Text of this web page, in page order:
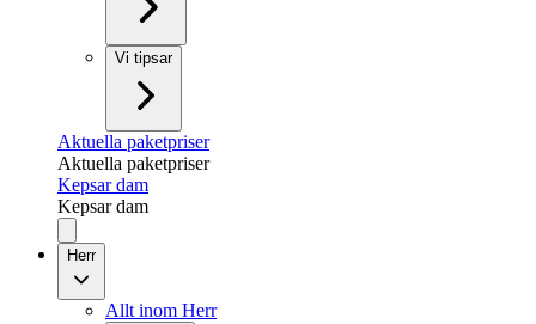
Vi tipsar
Aktuella paketpriser
Aktuella paketpriser
Kepsar dam
Kepsar dam
Herr
Allt inom Herr